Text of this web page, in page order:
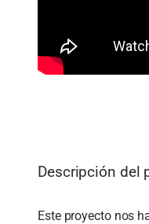
Descripción del
Este proyecto nos